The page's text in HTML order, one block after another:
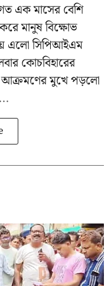
এক মাসের বেশি
মানুষ বিক্ষোভ
এলোসিপিআইএম
কোচবিহারের
আক্রমণের মুখে পড়লো